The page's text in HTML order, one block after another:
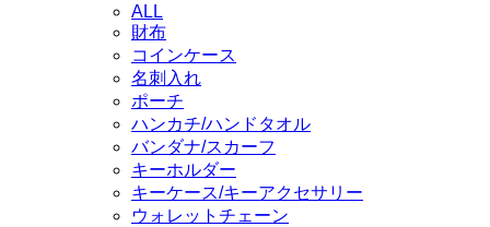
ALL
財布
コインケース
名刺入れ
ポーチ
ハンカチ/ハンドタオル
バンダナ/スカーフ
キーホルダー
キーケース/キーアクセサリー
ウォレットチェーン